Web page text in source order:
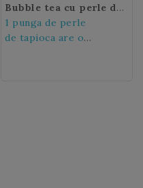
produsului, tapioca din
oferta noastra vine
direct din Taiwan
face alegerea perfecta
pentru persoanele cu
intoleranta!
Bubble tea cu perle de
tapioca , ii vei incanta pe
cei mari, dar si pe cei
1 punga de perle
de tapioca are o